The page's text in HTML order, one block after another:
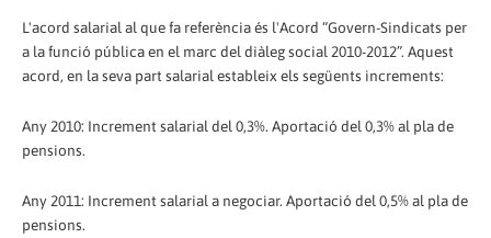
L'acord salarial al que fa referència és l'Acord “Govern-Sindicats per
a la funció pública en el marc del diàleg social 2010-2012”. Aquest
acord, en la seva part salarial estableix els següents increments:
Any 2010: Increment salarial del 0,3%. Aportació del 0,3% al pla de
pensions.
Any 2011: Increment salarial a negociar. Aportació del 0,5% al pla de
pensions.